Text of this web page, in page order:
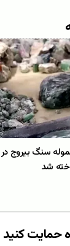
سنگ بیروج در
حمایت کنید